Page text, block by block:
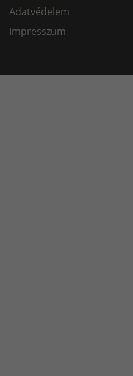
Adatvédelem
Impresszum